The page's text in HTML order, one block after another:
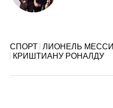
СПОРТ ЛИОНЕЛЬ МЕССИ
КРИШТИАНУ РОНАЛДУ